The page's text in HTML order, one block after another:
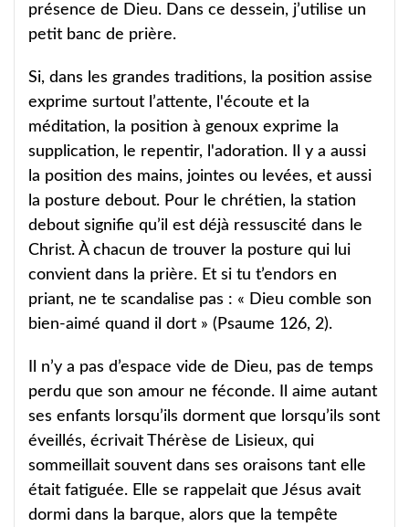
présence de Dieu. Dans ce dessein, j’utilise un
petit banc de prière.
Si, dans les grandes traditions, la position assise
exprime surtout l’attente, l'écoute et la
méditation, la position à genoux exprime la
supplication, le repentir, l'adoration. Il y a aussi
la position des mains, jointes ou levées, et aussi
la posture debout. Pour le chrétien, la station
debout signifie qu’il est déjà ressuscité dans le
Christ. À chacun de trouver la posture qui lui
convient dans la prière. Et si tu t’endors en
priant, ne te scandalise pas : « Dieu comble son
bien-aimé quand il dort » (Psaume 126, 2).
Il n’y a pas d’espace vide de Dieu, pas de temps
perdu que son amour ne féconde. Il aime autant
ses enfants lorsqu’ils dorment que lorsqu’ils sont
éveillés, écrivait Thérèse de Lisieux, qui
sommeillait souvent dans ses oraisons tant elle
était fatiguée. Elle se rappelait que Jésus avait
dormi dans la barque, alors que la tempête